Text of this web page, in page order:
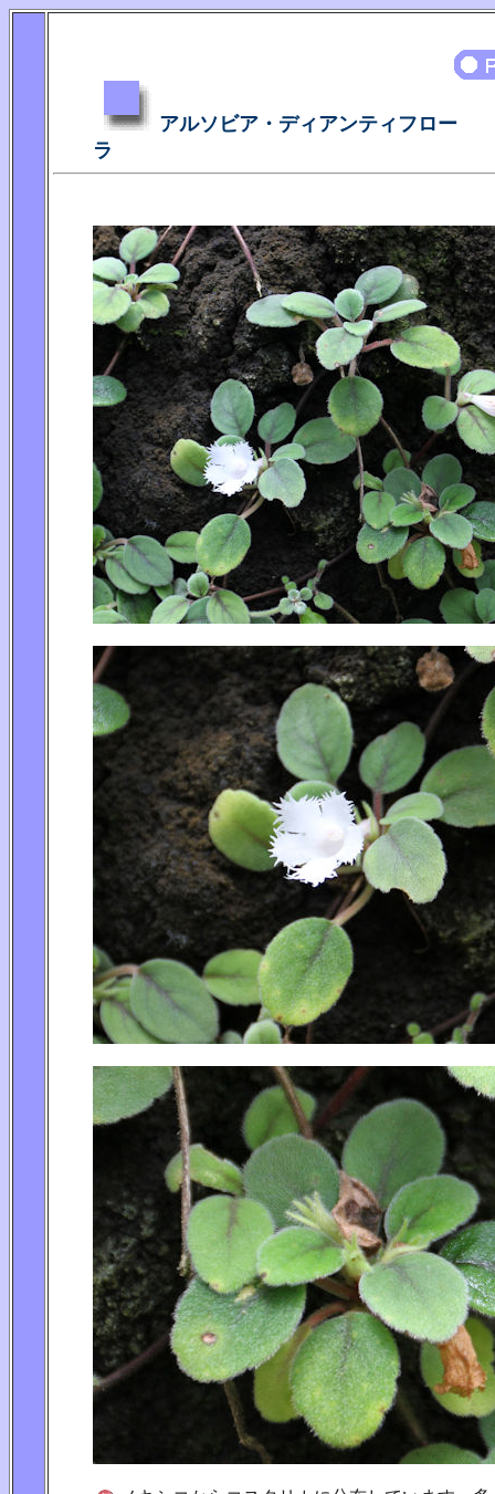
アルソビア・ディアンティフロー
ラ